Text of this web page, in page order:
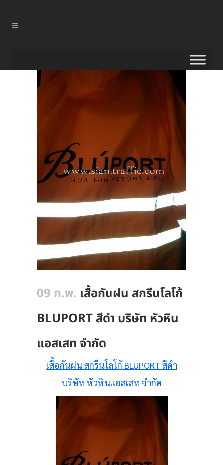
09 ก.พ. เสื้อกันฝน สกรีนโลโก้
BLUPORT สีดำ บริษัท หัวหิน
แอสเสท จำกัด
เสื้อกันฝน สกรีนโลโก้ BLUPORT สีดำ
บริษัท หัวหินแอสเสท จำกัด